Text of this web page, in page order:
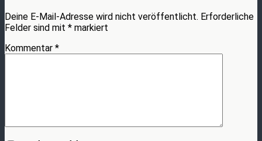
Deine E-Mail-Adresse wird nicht veröffentlicht. Erforderliche
Felder sind mit * markiert
Kommentar *